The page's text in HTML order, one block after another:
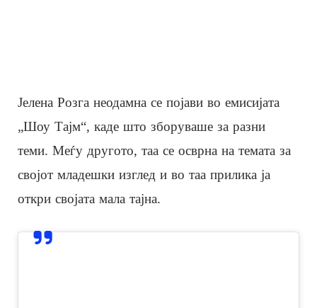
Јелена Розга неодамна се појави во емисијата
„Шоу Тајм“, каде што зборуваше за разни
теми. Меѓу другото, таа се осврна на темата за
својот младешки изглед и во таа прилика ја
откри својата мала тајна.